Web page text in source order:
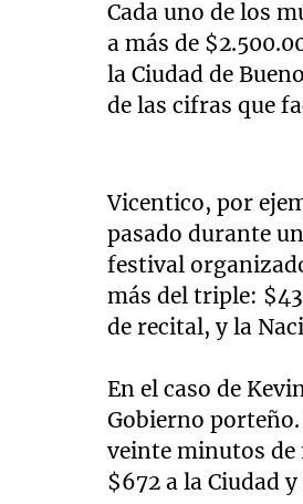
Cada uno de los
a más de
la Ciudad de
de las cifras que
Vicentico, por
pasado durante
festival
más del triple:
de recital, y la
En el caso de
Gobierno
veinte minutos
$672 a la Ciudad